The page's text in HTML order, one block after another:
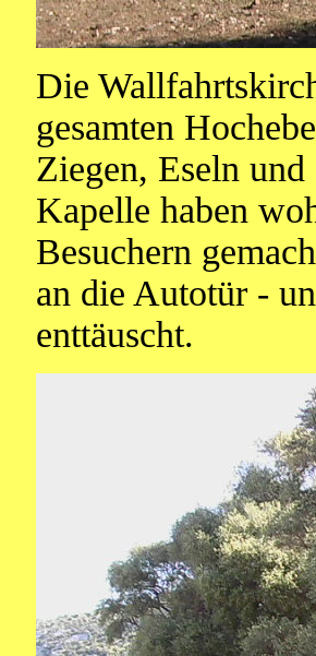
Die
gesamten
Ziegen, Eseln
Kapelle haben
Besuchern
an die Autotür -
enttäuscht.